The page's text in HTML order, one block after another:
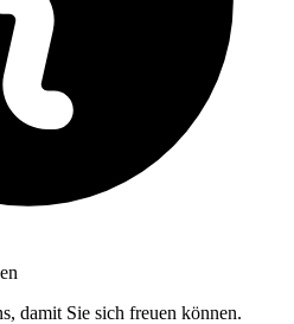
damit Sie sich freuen können.